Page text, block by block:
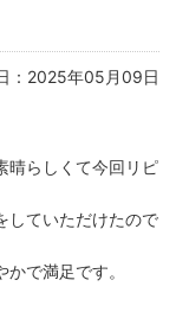
： 2025年05月09日
晴らしくて今回リピ
していただけたので
で満足です。